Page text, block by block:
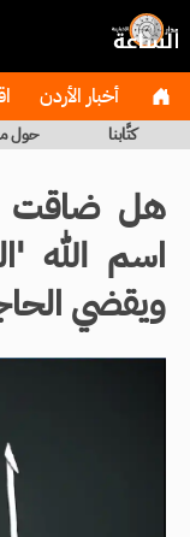
أخبار الأردن
كتَّابنا حول
هل ضاقت
اسم الله
ويقضي